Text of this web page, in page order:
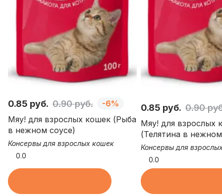
0.85 руб. 0.90 руб.
-6%
Мяу! для взрослых кошек (Рыба
в нежном соусе)
Консервы для взрослых кошек
0.0
0.85 руб. 0.90
Мяу! для взрослых
(Телятина в
Консервы для
0.0